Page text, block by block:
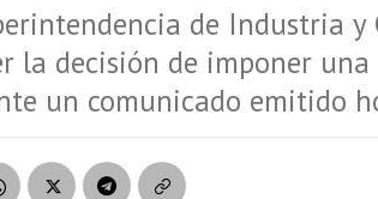
de Industria y
la decisión de imponer
un comunicado emitido